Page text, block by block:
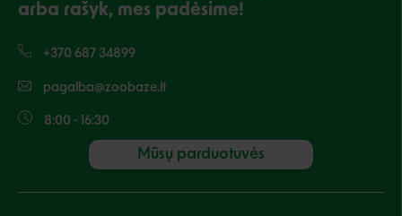
arba rašyk, mes padėsime!
+370 687 34899
pagalba@zoobaze.lt
8:00 - 16:30
Mūsų parduotuvės